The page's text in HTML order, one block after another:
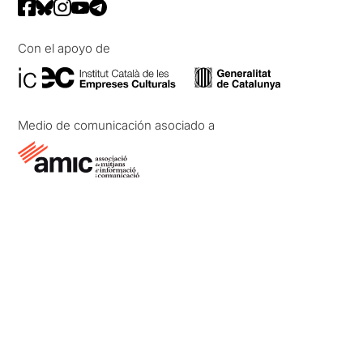
Con el apoyo de
Medio de comunicación asociado a